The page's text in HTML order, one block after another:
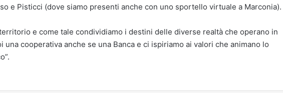
e Pisticci (dove siamo presenti anche con uno sportello virtuale a Marconia).
e come tale condividiamo i destini delle diverse realtà che operano in
una cooperativa anche se una Banca e ci ispiriamo ai valori che animano lo